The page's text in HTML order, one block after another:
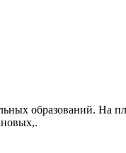
образований. На